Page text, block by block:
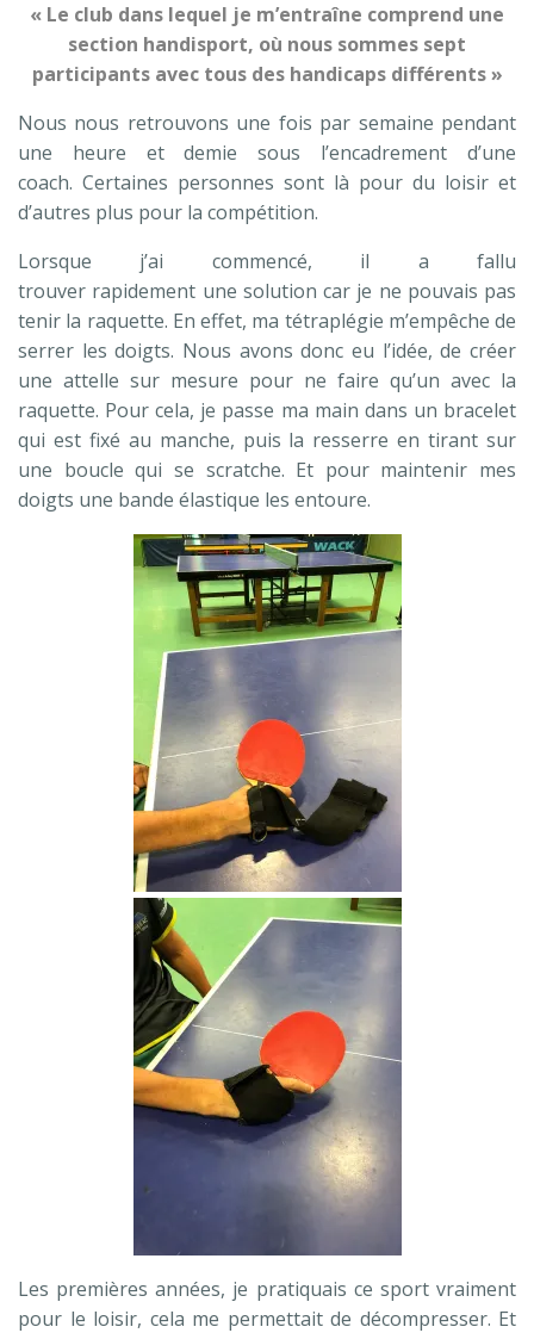
« Le club dans lequel je m’entraîne comprend une
section handisport, où nous sommes sept
participants avec tous des handicaps différents »
Nous nous retrouvons une fois par semaine pendant
une heure et demie sous l’encadrement d’une
coach. Certaines personnes sont là pour du loisir et
d’autres plus pour la compétition.
Lorsque j’ai commencé, il a fallu
trouver rapidement une solution car je ne pouvais pas
tenir la raquette. En effet, ma tétraplégie m’empêche de
serrer les doigts. Nous avons donc eu l’idée, de créer
une attelle sur mesure pour ne faire qu’un avec la
raquette. Pour cela, je passe ma main dans un bracelet
qui est fixé au manche, puis la resserre en tirant sur
une boucle qui se scratche. Et pour maintenir mes
doigts une bande élastique les entoure.
Les premières années, je pratiquais ce sport vraiment
pour le loisir, cela me permettait de décompresser. Et